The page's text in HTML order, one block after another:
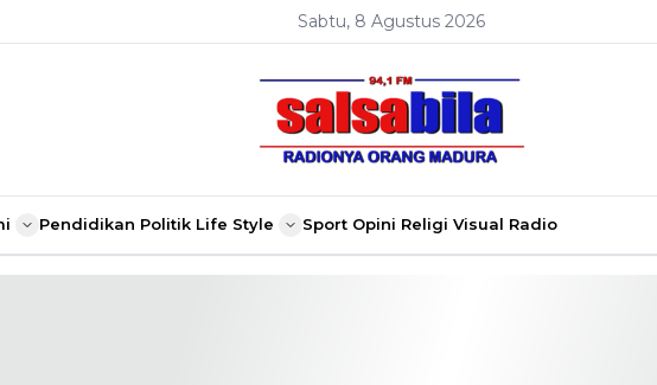
Sabtu, 8 Agustus 2026
Pendidikan Politik Life Style Sport Opini Religi Visual Radio